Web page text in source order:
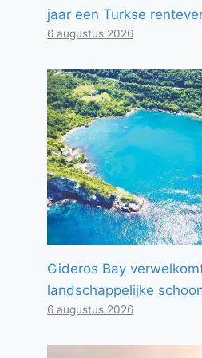
jaar een Turkse
6 augustus 2026
Gideros Bay
landschappelijke
6 augustus 2026